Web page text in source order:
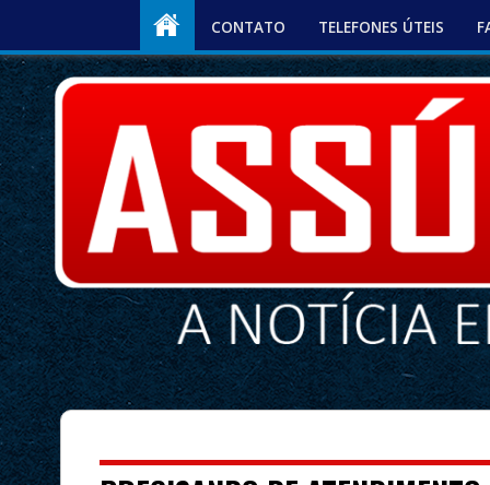
CONTATO TELEFONES ÚTEIS